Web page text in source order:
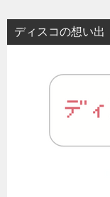
ディスコの想い出